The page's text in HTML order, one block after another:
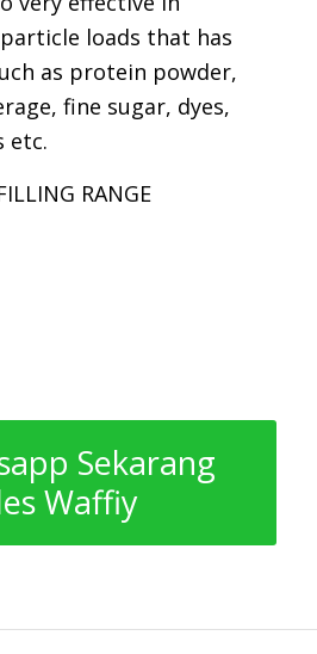
loads that has
as protein powder,
fine sugar, dyes,
etc.
RANGE
Sekarang
Waffiy